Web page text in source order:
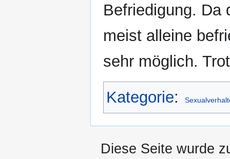
Befriedigung. Da
meist alleine
sehr möglich.
Kategorie:
Diese Seite wurde